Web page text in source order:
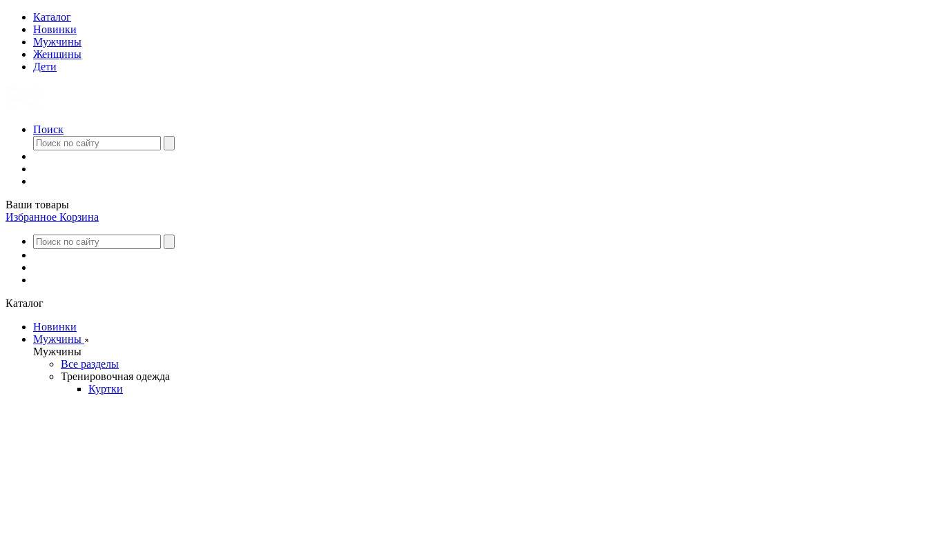
Каталог
Новинки
Мужчины
Женщины
Дети
Поиск
Ваши товары
Избранное Корзина
Каталог
Новинки
Мужчины
Мужчины
Все разделы
Тренировочная одежда
Куртки